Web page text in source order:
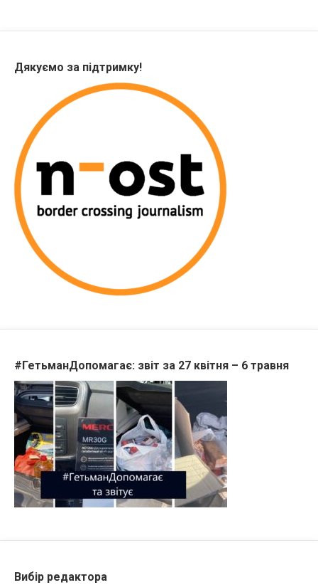
Дякуємо за підтримку!
#ГетьманДопомагає: звіт за 27 квітня – 6 травня
Вибір редактора